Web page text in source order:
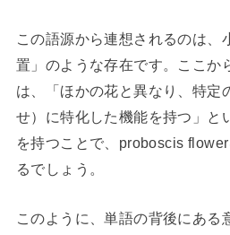
この語源から連想されるのは、
置」のような存在です。ここか
は、「ほかの花と異なり、特定
せ）に特化した機能を持つ」と
を持つことで、proboscis
るでしょう。
このように、単語の背後にある